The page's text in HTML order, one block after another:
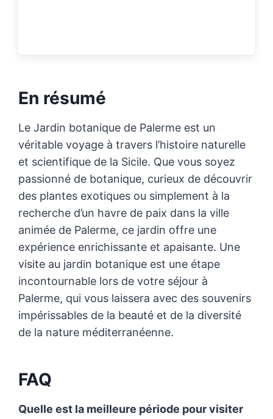
En résumé
Le Jardin botanique de Palerme est un
véritable voyage à travers l’histoire naturelle
et scientifique de la Sicile. Que vous soyez
passionné de botanique, curieux de découvrir
des plantes exotiques ou simplement à la
recherche d’un havre de paix dans la ville
animée de Palerme, ce jardin offre une
expérience enrichissante et apaisante. Une
visite au jardin botanique est une étape
incontournable lors de votre séjour à
Palerme, qui vous laissera avec des souvenirs
impérissables de la beauté et de la diversité
de la nature méditerranéenne.
FAQ
Quelle est la meilleure période pour visiter